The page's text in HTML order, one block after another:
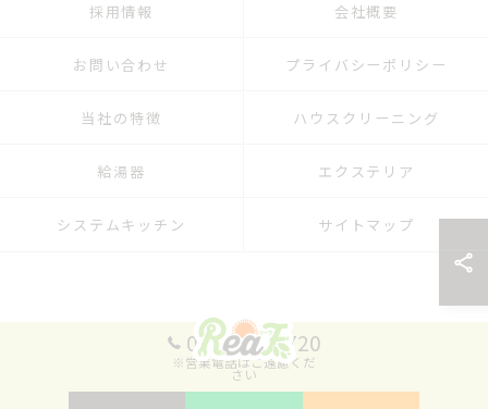
093-701-8720
※営業電話はご遠慮くだ
さい
採用情報 会社概要
お問い合わせ プライバシーポリシー
当社の特徴 ハウスクリーニング
給湯器 エクステリア
システムキッチン サイトマップ